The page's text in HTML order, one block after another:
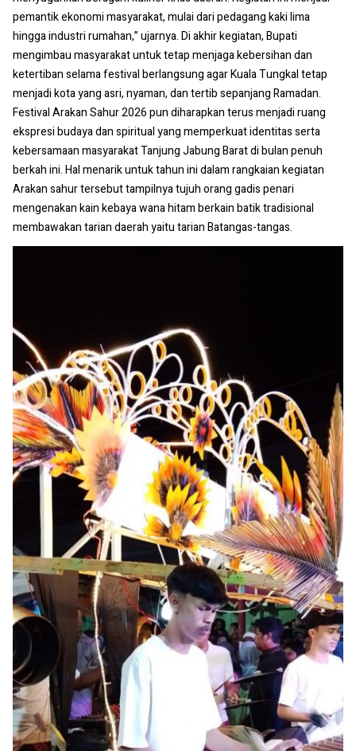
pemantik ekonomi masyarakat, mulai dari pedagang kaki lima
hingga industri rumahan,” ujarnya. Di akhir kegiatan, Bupati
mengimbau masyarakat untuk tetap menjaga kebersihan dan
ketertiban selama festival berlangsung agar Kuala Tungkal tetap
menjadi kota yang asri, nyaman, dan tertib sepanjang Ramadan.
Festival Arakan Sahur 2026 pun diharapkan terus menjadi ruang
ekspresi budaya dan spiritual yang memperkuat identitas serta
kebersamaan masyarakat Tanjung Jabung Barat di bulan penuh
berkah ini. Hal menarik untuk tahun ini dalam rangkaian kegiatan
Arakan sahur tersebut tampilnya tujuh orang gadis penari
mengenakan kain kebaya wana hitam berkain batik tradisional
membawakan tarian daerah yaitu tarian Batangas-tangas.